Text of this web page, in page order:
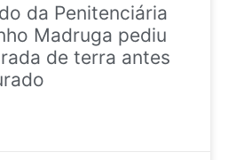
da Penitenciária
Madruga pediu
de terra antes